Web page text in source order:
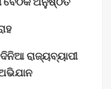
ରାଜ୍ୟବ୍ୟାପୀ